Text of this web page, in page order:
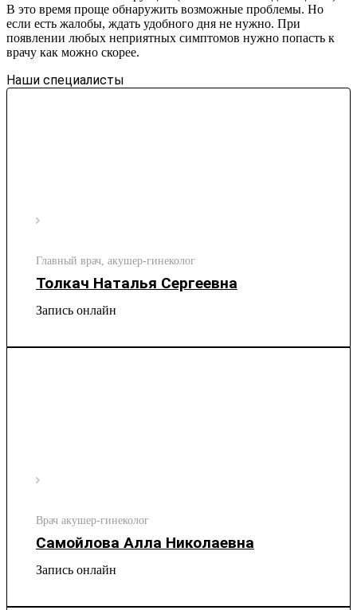
В это время проще обнаружить возможные проблемы. Но
если есть жалобы, ждать удобного дня не нужно. При
появлении любых неприятных симптомов нужно попасть к
врачу как можно скорее.
Наши специалисты
Главный врач, акушер-гинеколог
Толкач Наталья Сергеевна
Запись онлайн
Врач акушер-гинеколог
Самойлова Алла Николаевна
Запись онлайн